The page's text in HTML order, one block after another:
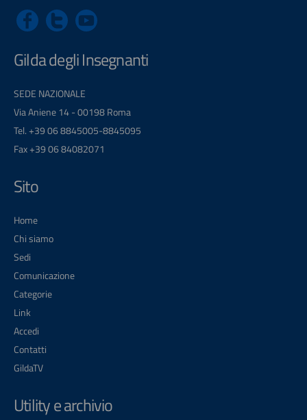
Gilda degli Insegnanti
SEDE NAZIONALE
Via Aniene 14 - 00198 Roma
Tel. +39 06 8845005-8845095
Fax +39 06 84082071
Sito
Home
Chi siamo
Sedi
Comunicazione
Categorie
Link
Accedi
Contatti
GildaTV
Utility e archivio